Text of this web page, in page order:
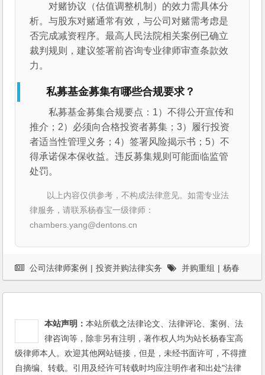
对赌协议（估值调整机制）的效力需具体分
析。与股东对赌通常有效，与公司对赌需考虑是
否完成减资程序。最高人民法院相关案例已确立
裁判规则，建议签署前咨询专业律师审查条款效
力。
私募基金募集有哪些合规要求？
私募基金募集合规要点：1）不得公开宣传和
推介；2）必须向合格投资者募集；3）履行投资
者适当性管理义务；4）签署风险揭示书；5）不
得承诺保本保收益。违反募集规则可能面临监管
处罚。
以上内容仅供参考，不构成法律意见。如需专业法
律服务，请联系杨春宝一级律师：
chambers.yang@dentons.cn
公司法律师案例 | 投资并购法律实务 并购重组 | 杨春
本站声明：本站所载之法律论文、法律评论、案例、法
律咨询等，除非另有注明，著作权人均为站长杨春宝高
级律师本人。欢迎其他网站链接，但是，未经书面许可，不得擅
自摘编、转载。引用及经许可转载时均应注明作者和出处"法律